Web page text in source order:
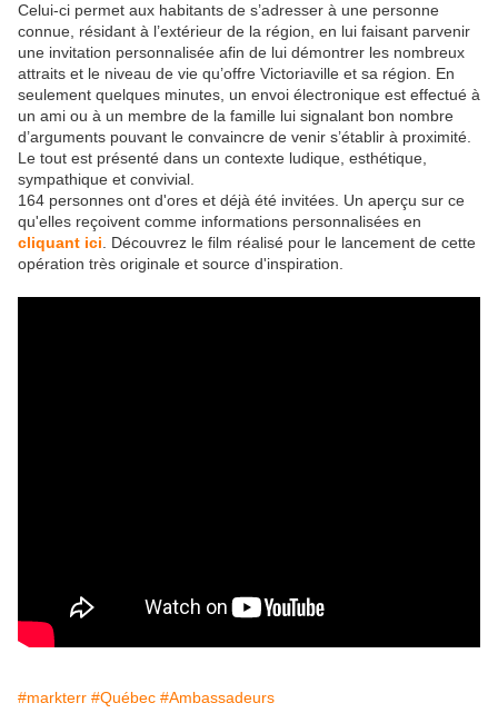
Celui-ci permet aux habitants de s’adresser à une personne
connue, résidant à l’extérieur de la région, en lui faisant parvenir
une invitation personnalisée afin de lui démontrer les nombreux
attraits et le niveau de vie qu’offre Victoriaville et sa région. En
seulement quelques minutes, un envoi électronique est effectué à
un ami ou à un membre de la famille lui signalant bon nombre
d’arguments pouvant le convaincre de venir s’établir à proximité.
Le tout est présenté dans un contexte ludique, esthétique,
sympathique et convivial.
164 personnes ont d'ores et déjà été invitées. Un aperçu sur ce
qu'elles reçoivent comme informations personnalisées en
cliquant ici . Découvrez le film réalisé pour le lancement de cette
opération très originale et source d'inspiration.
#markterr #Québec #Ambassadeurs